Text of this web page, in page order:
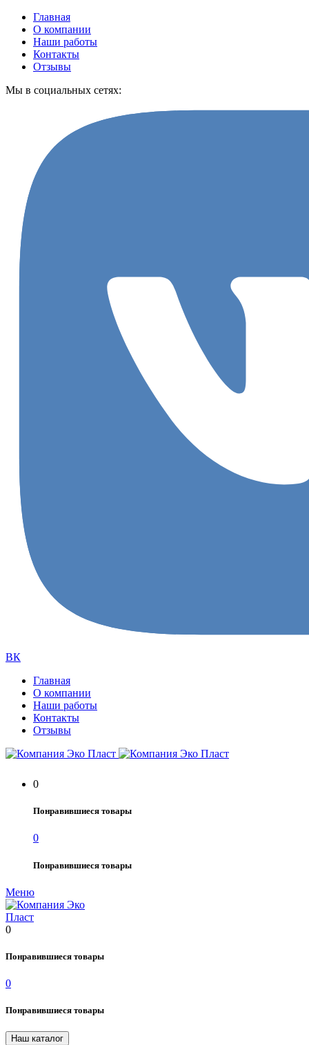
Главная
О компании
Наши работы
Контакты
Отзывы
Мы в социальных сетях:
ВК
Главная
О компании
Наши работы
Контакты
Отзывы
0
Понравившиеся товары
0
Понравившиеся товары
Меню
0
Понравившиеся товары
0
Понравившиеся товары
Наш каталог